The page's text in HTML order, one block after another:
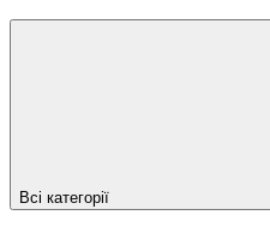
Всі категорії